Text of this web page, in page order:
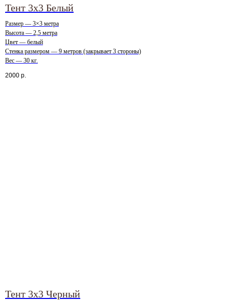
Тент 3х3 Белый
Размер — 3×3 метра
Высота — 2,5 метра
Цвет — белый
Стенка размером — 9 метров (закрывает 3 стороны)
Вес — 30 кг.
2000 р.
Тент 3х3 Черный